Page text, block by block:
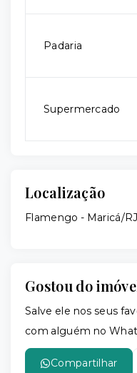
Padaria
Supermercado
Localização
Flamengo - Maricá/RJ
Gostou do
Salve ele nos seus
com alguém no
Compartilhar